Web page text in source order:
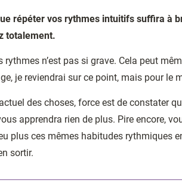
répéter vos rythmes intuitifs suffira à
totalement.
rythmes n’est pas si grave. Cela peut
je reviendrai sur ce point, mais pour le
des choses, force est de constater
apprendra rien de plus. Pire encore,
plus ces mêmes habitudes rythmiques
sortir.